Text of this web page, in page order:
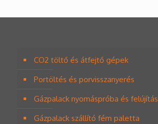
CO2 töltő és átfejtő gépek
Portöltés és porvisszanyerés
Gázpalack nyomáspróba és felújítás
Gázpalack szállító fém paletta